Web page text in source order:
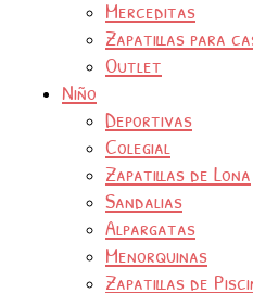
Merceditas
Zapatillas para
Outlet
Niño
Deportivas
Colegial
Zapatillas de Lona
Sandalias
Alpargatas
Menorquinas
Zapatillas de